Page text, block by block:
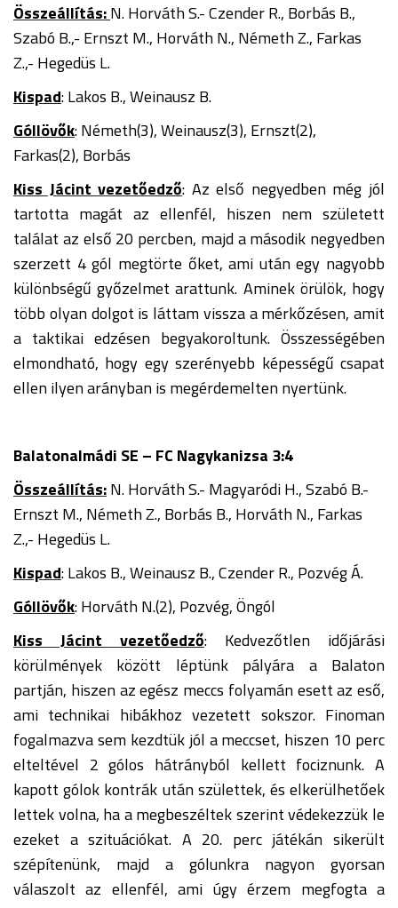
Összeállítás:N. Horváth S.- Czender R., Borbás B.,
Szabó B.,- Ernszt M., Horváth N., Németh Z., Farkas
Z.,- Hegedüs L.
Kispad: Lakos B., Weinausz B.
Góllövők: Németh(3), Weinausz(3), Ernszt(2),
Farkas(2), Borbás
Kiss Jácint vezetőedző: Az első negyedben még jól
tartotta magát az ellenfél, hiszen nem született
találat az első 20 percben, majd a második negyedben
szerzett 4 gól megtörte őket, ami után egy nagyobb
különbségű győzelmet arattunk. Aminek örülök, hogy
több olyan dolgot is láttam vissza a mérkőzésen, amit
a taktikai edzésen begyakoroltunk. Összességében
elmondható, hogy egy szerényebb képességű csapat
ellen ilyen arányban is megérdemelten nyertünk.
Balatonalmádi SE – FC Nagykanizsa 3:4
Összeállítás:N. Horváth S.- Magyaródi H., Szabó B.-
Ernszt M., Németh Z., Borbás B., Horváth N., Farkas
Z.,- Hegedüs L.
Kispad: Lakos B., Weinausz B., Czender R., Pozvég Á.
Góllövők: Horváth N.(2), Pozvég, Öngól
Kiss Jácint vezetőedző: Kedvezőtlen időjárási
körülmények között léptünk pályára a Balaton
partján, hiszen az egész meccs folyamán esett az eső,
ami technikai hibákhoz vezetett sokszor. Finoman
fogalmazva sem kezdtük jól a meccset, hiszen 10 perc
elteltével 2 gólos hátrányból kellett fociznunk. A
kapott gólok kontrák után születtek, és elkerülhetőek
lettek volna, ha a megbeszéltek szerint védekezzük le
ezeket a szituációkat. A 20. perc játékán sikerült
szépítenünk, majd a gólunkra nagyon gyorsan
válaszolt az ellenfél, ami úgy érzem megfogta a